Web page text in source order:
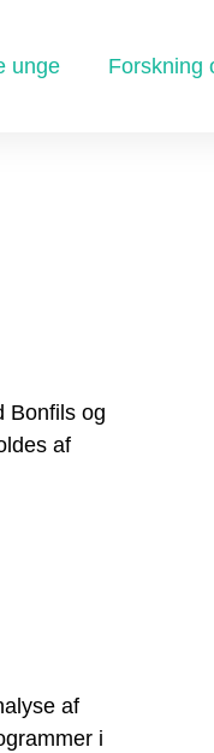
unge Forskning
Bonfils og
af
af
i